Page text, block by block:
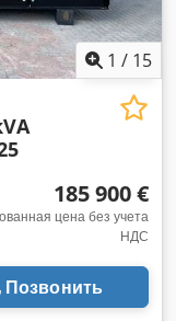
1 / 15
185 900 €
цена без учета
НДС
Позвонить